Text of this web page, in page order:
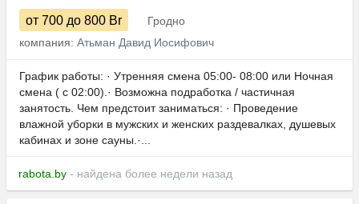
от 700 до 800 Br
Гродно
компания: Атьман Давид Иосифович
График работы: · Утренняя смена 05:00- 08:00 или Ночная
смена ( с 02:00).· Возможна подработка / частичная
занятость. Чем предстоит заниматься: · Проведение
влажной уборки в мужских и женских раздевалках, душевых
кабинах и зоне сауны.·...
rabota.by - найдена более недели назад